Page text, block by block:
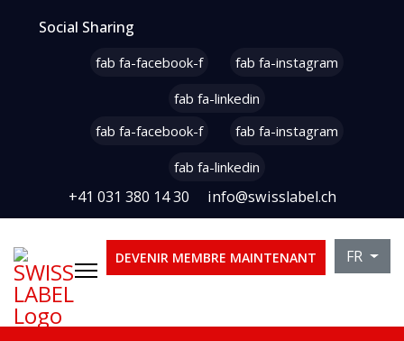
Social Sharing
fab fa-facebook-f
fab fa-instagram
fab fa-linkedin
fab fa-facebook-f
fab fa-instagram
fab fa-linkedin
+41 031 380 14 30 info@swisslabel.ch
DEVENIR MEMBRE MAINTENANT FR